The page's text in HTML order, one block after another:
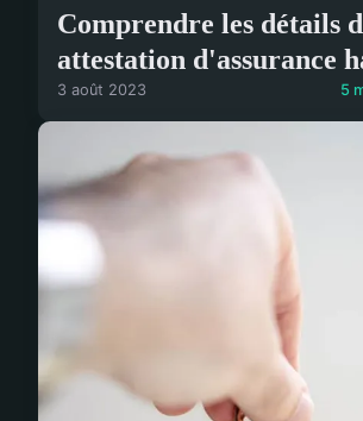
Comprendre les détails
attestation d'assurance
3 août 2023 5